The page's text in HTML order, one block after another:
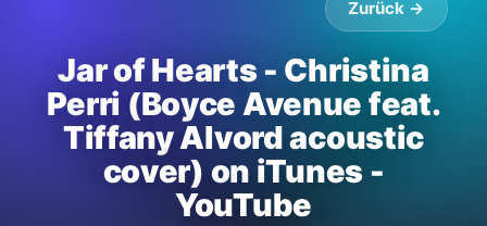
Zurück →
Jar of Hearts - Christina
Perri (Boyce Avenue feat.
Tiffany Alvord acoustic
cover) on iTunes -
YouTube